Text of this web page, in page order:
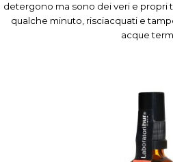
detergono ma sono dei veri e propri
qualche minuto, risciacquati e
acque